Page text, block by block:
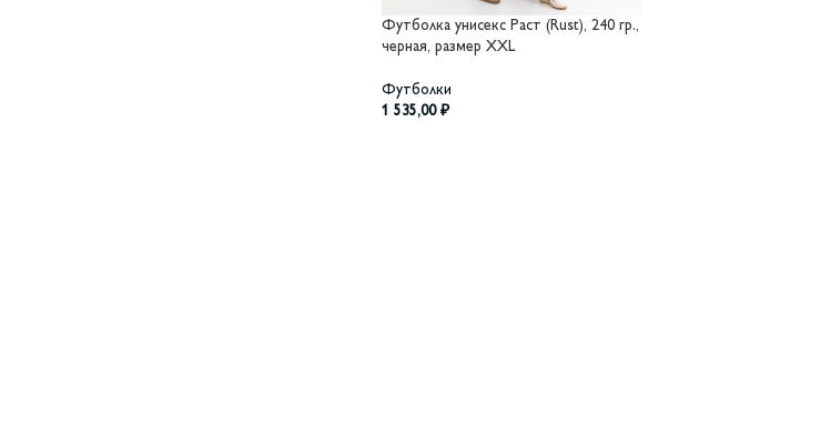
Футболка унисекс Раст (Rust), 240 гр.,
черная, размер XXL
Футболки
1 535,00 ₽